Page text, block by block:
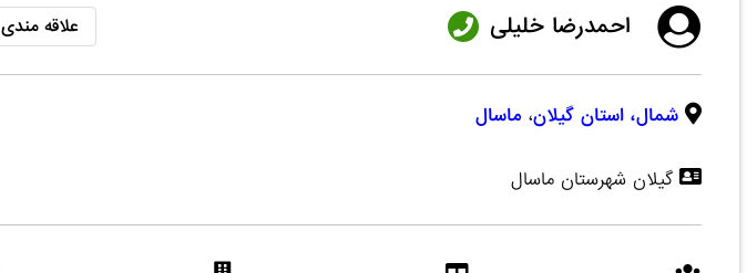
احمدرضا خلیلی علاقه مندی
شمال، استان گیلان، ماسال
گیلان شهرستان ماسال